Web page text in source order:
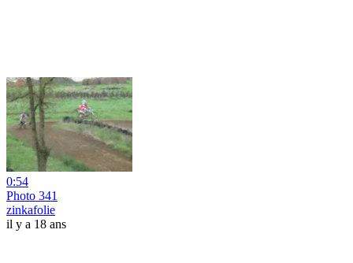
0:54
Photo 341
zinkafolie
il y a 18 ans